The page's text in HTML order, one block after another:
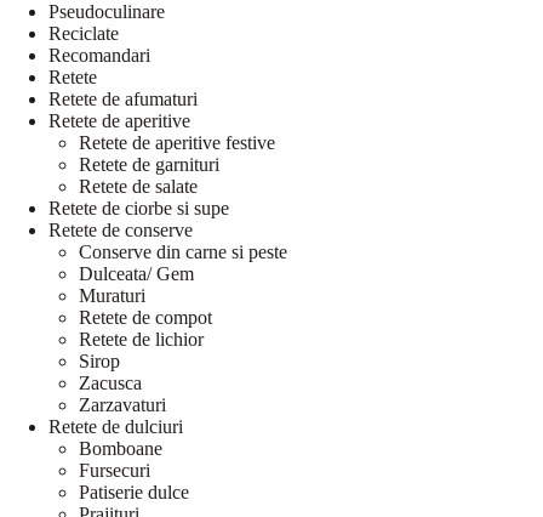
Pseudoculinare
Reciclate
Recomandari
Retete
Retete de afumaturi
Retete de aperitive
Retete de aperitive festive
Retete de garnituri
Retete de salate
Retete de ciorbe si supe
Retete de conserve
Conserve din carne si peste
Dulceata/ Gem
Muraturi
Retete de compot
Retete de lichior
Sirop
Zacusca
Zarzavaturi
Retete de dulciuri
Bomboane
Fursecuri
Patiserie dulce